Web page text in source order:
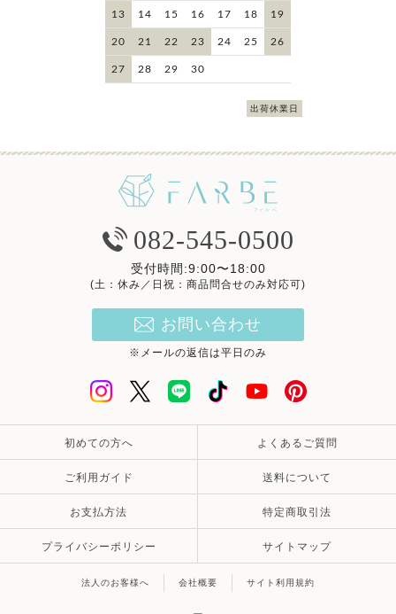
13 14 15 16 17 18 19
20 21 22 23 24 25 26
27 28 29 30
出荷休業日
082-545-0500
受付時間:9:00〜18:00
(土：休み／日祝：商品問合せのみ対応可)
お問い合わせ
※メールの返信は平日のみ
初めての方へ よくあるご質問
ご利用ガイド 送料について
お支払方法 特定商取引法
プライバシーポリシー サイトマップ
法人のお客様へ 会社概要 サイト利用規約